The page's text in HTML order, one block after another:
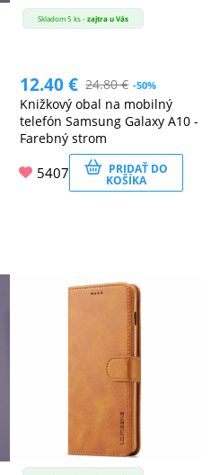
Skladom 5 ks -zajtra u Vás
12.40€ 24.80€ -50%
Knižkový obal na mobilný
telefón Samsung Galaxy A10 -
Farebný strom
5407 PRIDAŤ DO
KOŠÍKA